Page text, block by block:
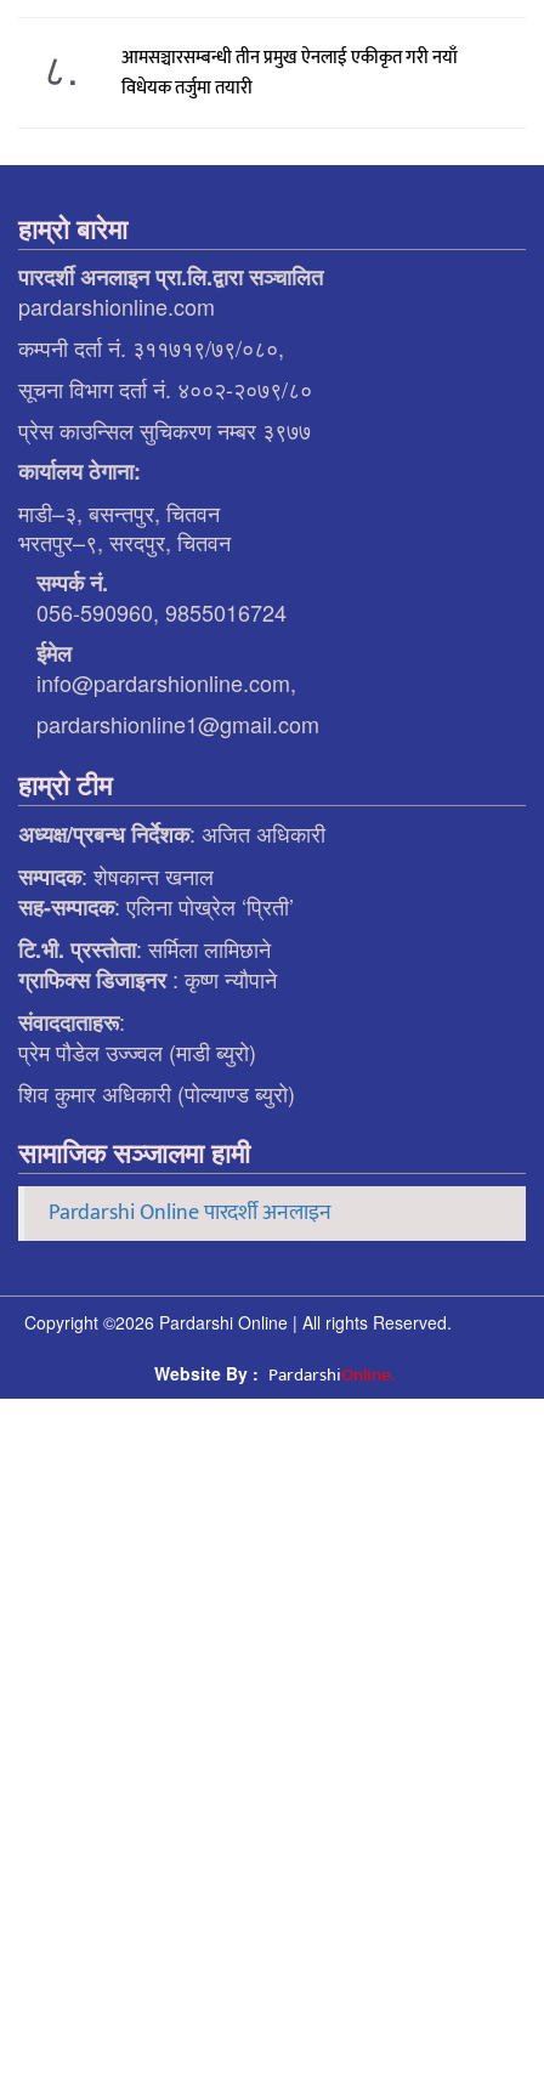
८.
आमसञ्चारसम्बन्धी तीन प्रमुख ऐनलाई एकीकृत गरी नयाँ
विधेयक तर्जुमा तयारी
हाम्रो बारेमा
पारदर्शी अनलाइन प्रा.लि.द्वारा सञ्चालित
pardarshionline.com
कम्पनी दर्ता नं. ३११७१९/७९/०८०,
सूचना विभाग दर्ता नं. ४००२-२०७९/८०
प्रेस काउन्सिल सुचिकरण नम्बर ३९७७
कार्यालय ठेगाना:
माडी–३, बसन्तपुर, चितवन
भरतपुर–९, सरदपुर, चितवन
सम्पर्क नं.
056-590960, 9855016724
ईमेल
info@pardarshionline.com,
pardarshionline1@gmail.com
हाम्रो टीम
अध्यक्ष/प्रबन्ध निर्देशक: अजित अधिकारी
सम्पादक: शेषकान्त खनाल
सह-सम्पादक: एलिना पाेख्रेल ‘प्रिती’
टि.भी. प्रस्ताेता: सर्मिला लामिछाने
ग्राफिक्स डिजाइनर: कृष्ण न्याैपाने
संवाददाताहरू:
प्रेम पौडेल उज्ज्वल (माडी ब्युरो)
शिव कुमार अधिकारी (पोल्याण्ड ब्युरो)
सामाजिक सञ्जालमा हामी
Pardarshi Online पारदर्शी अनलाइन
Copyright ©2026 Pardarshi Online | All rights Reserved.
Website By : PardarshiOnline.